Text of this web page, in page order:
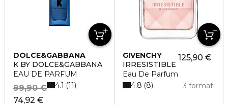
DOLCE&GABBANA
K BY DOLCE&GABBANA
EAU DE PARFUM
74,92 €
99,90 € 4.1 11
GIVENCHY
IRRESISTIBLE
Eau De Parfum
125,90 €
3 formati
4.8 8